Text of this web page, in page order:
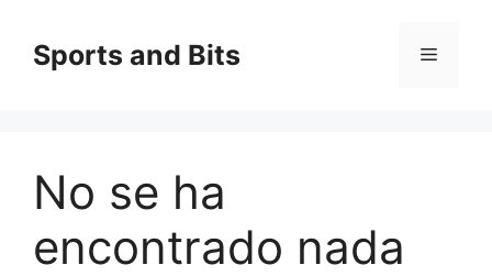
contenido
Sports and Bits Menú
No se ha
encontrado nada